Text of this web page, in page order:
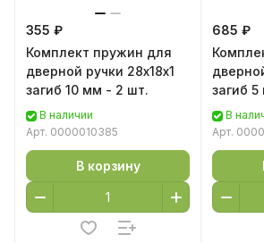
355 ₽
Комплект пружин для
дверной ручки 28х18х1
загиб 10 мм - 2 шт.
В наличии
Арт. 0000010385
В корзину
685 ₽
загиб
В
Арт.